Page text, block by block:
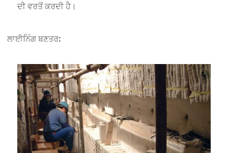
ਦੀ ਵਰਤੋਂ ਕਰਦੀ ਹੈ।
ਲਾਈਨਿੰਗ ਬਣਤਰ: